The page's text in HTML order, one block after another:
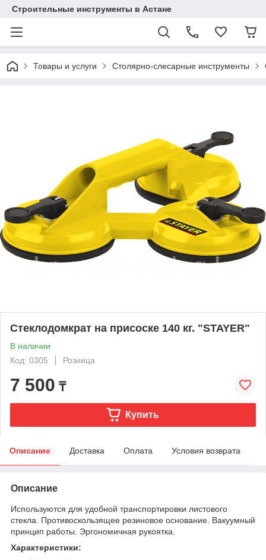
Строительные инструменты в Астане
Товары и услуги Столярно-слесарные инструменты
Стеклодомкрат на присоске 140 кг. "STAYER"
В наличии
Код: 0305
Розница
7 500 ₸
Купить
Описание Доставка Оплата Условия возврата
Описание
Используются для удобной транспортировки листового
стекла. Противоскользящее резиновое основание. Вакуумный
принцип работы. Эргономичная рукоятка.
Характеристики: